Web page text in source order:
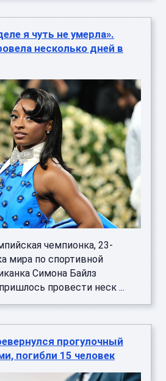
я чуть не умерла».
несколько дней в
чемпионка, 23-
мира по спортивной
Симона Байлз
провести неск ...
прогулочный
погибли 15 человек